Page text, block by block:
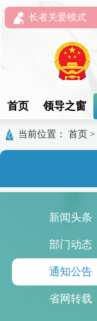
长者关爱模式
首页 领导之窗
当前位置： 首页 >
新闻头条
部门动态
通知公告
省网转载